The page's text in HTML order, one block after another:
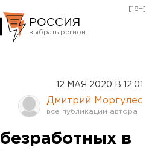
РОССИЯ
Оренбург
[18+]
12 МАЯ 2020 В 12:01
Дмитрий Моргулес
в